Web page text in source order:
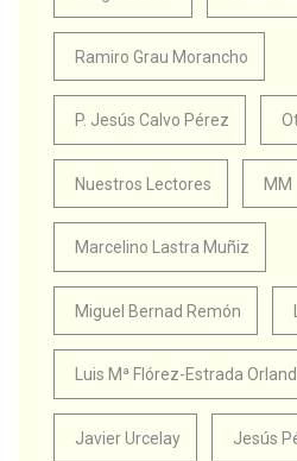
Ramiro Grau Morancho
P. Jesús Calvo Pérez
Nuestros Lectores MM
Marcelino Lastra Muñiz
Miguel Bernad Remón
Luis Mª Flórez-Estrada
Javier Urcelay Jesús